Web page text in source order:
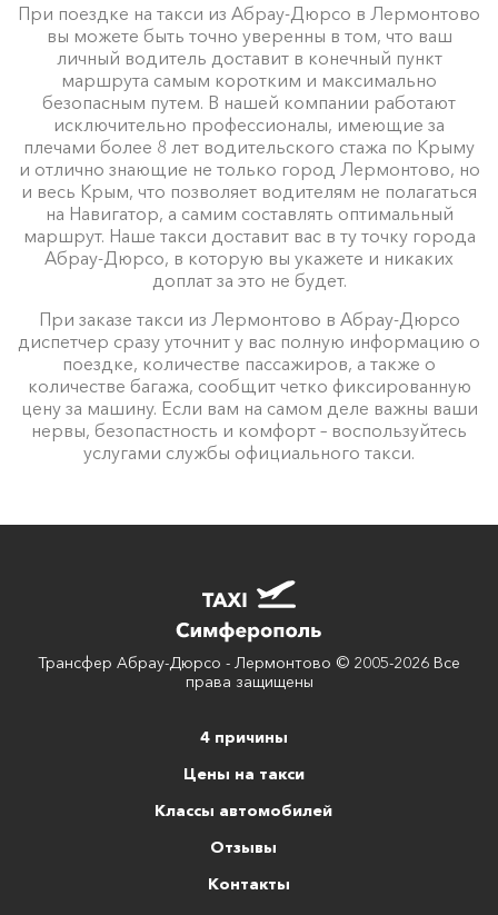
При поездке на такси из Абрау-Дюрсо в Лермонтово
вы можете быть точно уверенны в том, что ваш
личный водитель доставит в конечный пункт
маршрута самым коротким и максимально
безопасным путем. В нашей компании работают
исключительно профессионалы, имеющие за
плечами более 8 лет водительского стажа по Крыму
и отлично знающие не только город Лермонтово, но
и весь Крым, что позволяет водителям не полагаться
на Навигатор, а самим составлять оптимальный
маршрут. Наше такси доставит вас в ту точку города
Абрау-Дюрсо, в которую вы укажете и никаких
доплат за это не будет.
При заказе такси из Лермонтово в Абрау-Дюрсо
диспетчер сразу уточнит у вас полную информацию о
поездке, количестве пассажиров, а также о
количестве багажа, сообщит четко фиксированную
цену за машину. Если вам на самом деле важны ваши
нервы, безопастность и комфорт – воспользуйтесь
услугами службы официального такси.
Трансфер Абрау-Дюрсо - Лермонтово © 2005-2026 Все
права защищены
4 причины
Цены на такси
Классы автомобилей
Отзывы
Контакты